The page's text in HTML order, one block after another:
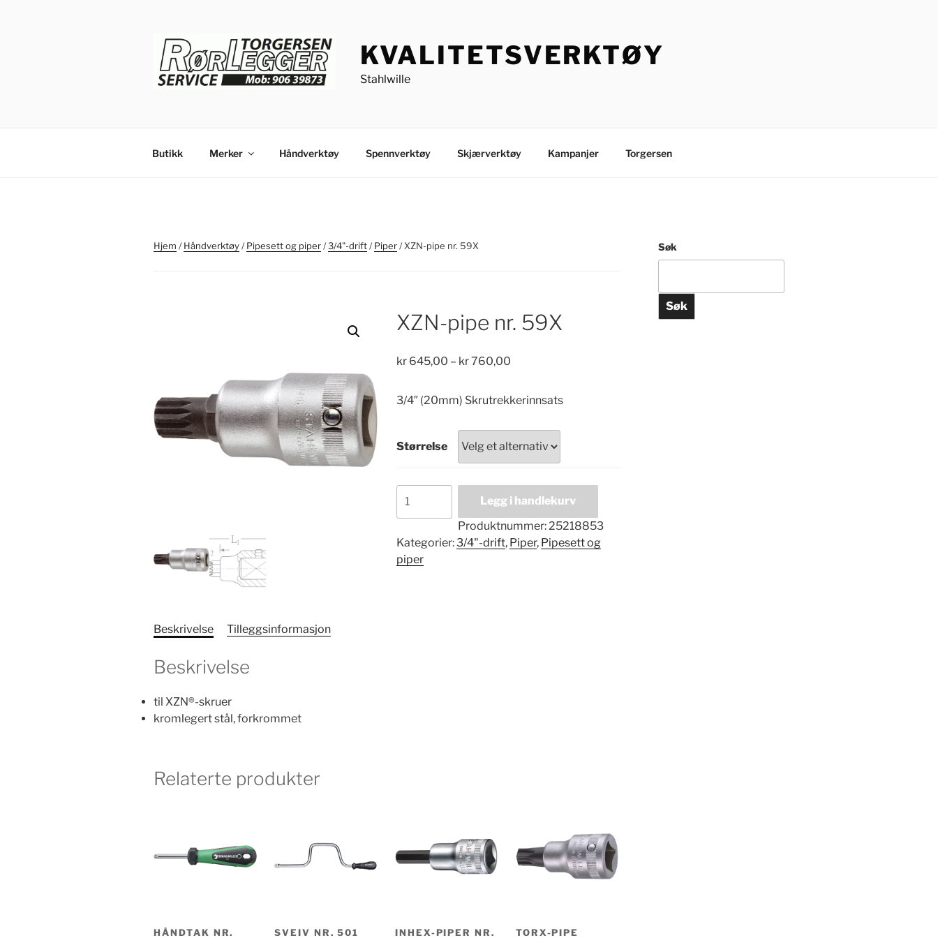
KVALITETSVERKTØY
Stahlwille
Butikk Merker Håndverktøy Spennverktøy Skjærverktøy Kampanjer Torgersen
Hjem /Håndverktøy/Pipesett og piper/3/4"-drift/Piper/ XZN-pipe nr. 59X
XZN-pipe nr. 59X
kr645,00 – kr760,00Price
kr 645,00
kr 760,00
3/4″ (20mm) Skrutrekkerinnsats
Størrelse
pipe
59X
antall
Legg i handlekurv
Produktnummer: 25218853
Kategorier:3/4"-drift, Piper, Pipesett og
piper
Beskrivelse Tilleggsinformasjon
Beskrivelse
til XZN®-skruer
kromlegert stål, forkrommet
Relaterte produkter
HÅNDTAK NR. SVEIV NR. 501 INHEX-PIPER NR. TORX-PIPE
Søk
Søk